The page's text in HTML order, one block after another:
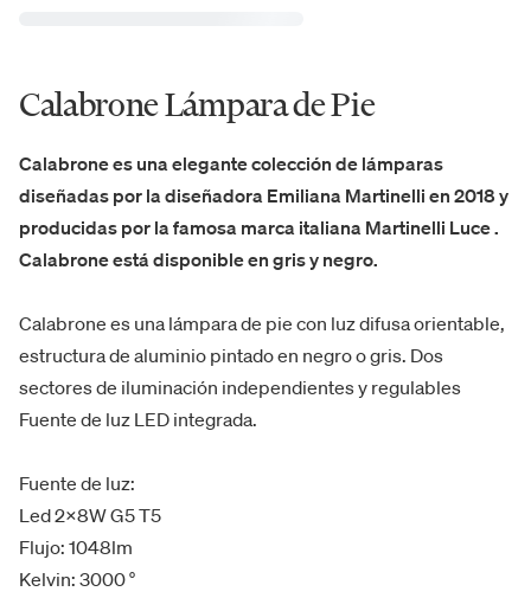
Calabrone Lámpara de Pie
Calabrone es una elegante colección de lámparas
diseñadas por la diseñadora Emiliana Martinelli en 2018 y
producidas por la famosa marca italiana Martinelli Luce .
Calabrone está disponible en gris y negro.
Calabrone es una lámpara de pie con luz difusa orientable,
estructura de aluminio pintado en negro o gris. Dos
sectores de iluminación independientes y regulables
Fuente de luz LED integrada.
Fuente de luz:
Led 2x8W G5 T5
Flujo: 1048lm
Kelvin: 3000 °